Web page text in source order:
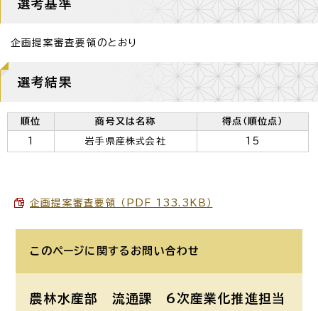
選考基準
企画提案審査要領のとおり
選考結果
順位 商号又は名称 得点（順位点）
1 岩手県産株式会社 15
企画提案審査要領 （PDF 133.3KB）
このページに関する お問い合わせ
農林水産部 流通課 6次産業化推進担当